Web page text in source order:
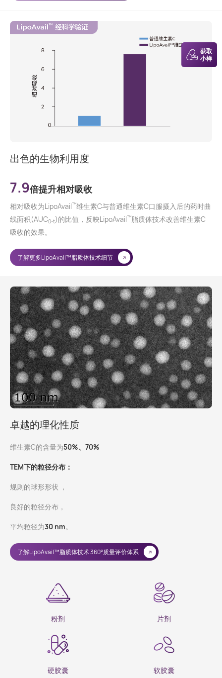
出色的生物利用度
7.9倍提升相对吸收
相对吸收为LipoAvail™维生素C与普通维生素C口服摄入后的药时曲
线面积(AUC0-t)的比值，反映LipoAvail™脂质体技术改善维生素C
吸收的效果。
了解更多LipoAvail™脂质体技术细节
卓越的理化性质
维生素C的含量为50%、70%
TEM下的粒径分布：
规则的球形形状 ，
良好的粒径分布，
平均粒径为30 nm。
了解LipoAvail™脂质体技术 360°质量评价体系
粉剂 片剂
硬胶囊 软胶囊
获取
小样